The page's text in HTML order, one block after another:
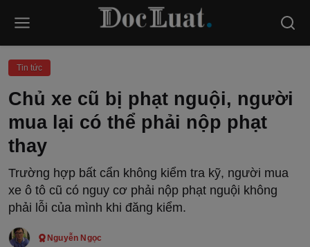
Tin tức
Chủ xe cũ bị phạt nguội, người
mua lại có thể phải nộp phạt
thay
Trường hợp bất cẩn không kiểm tra kỹ, người mua
xe ô tô cũ có nguy cơ phải nộp phạt nguội không
phải lỗi của mình khi đăng kiểm.
Nguyễn Ngọc